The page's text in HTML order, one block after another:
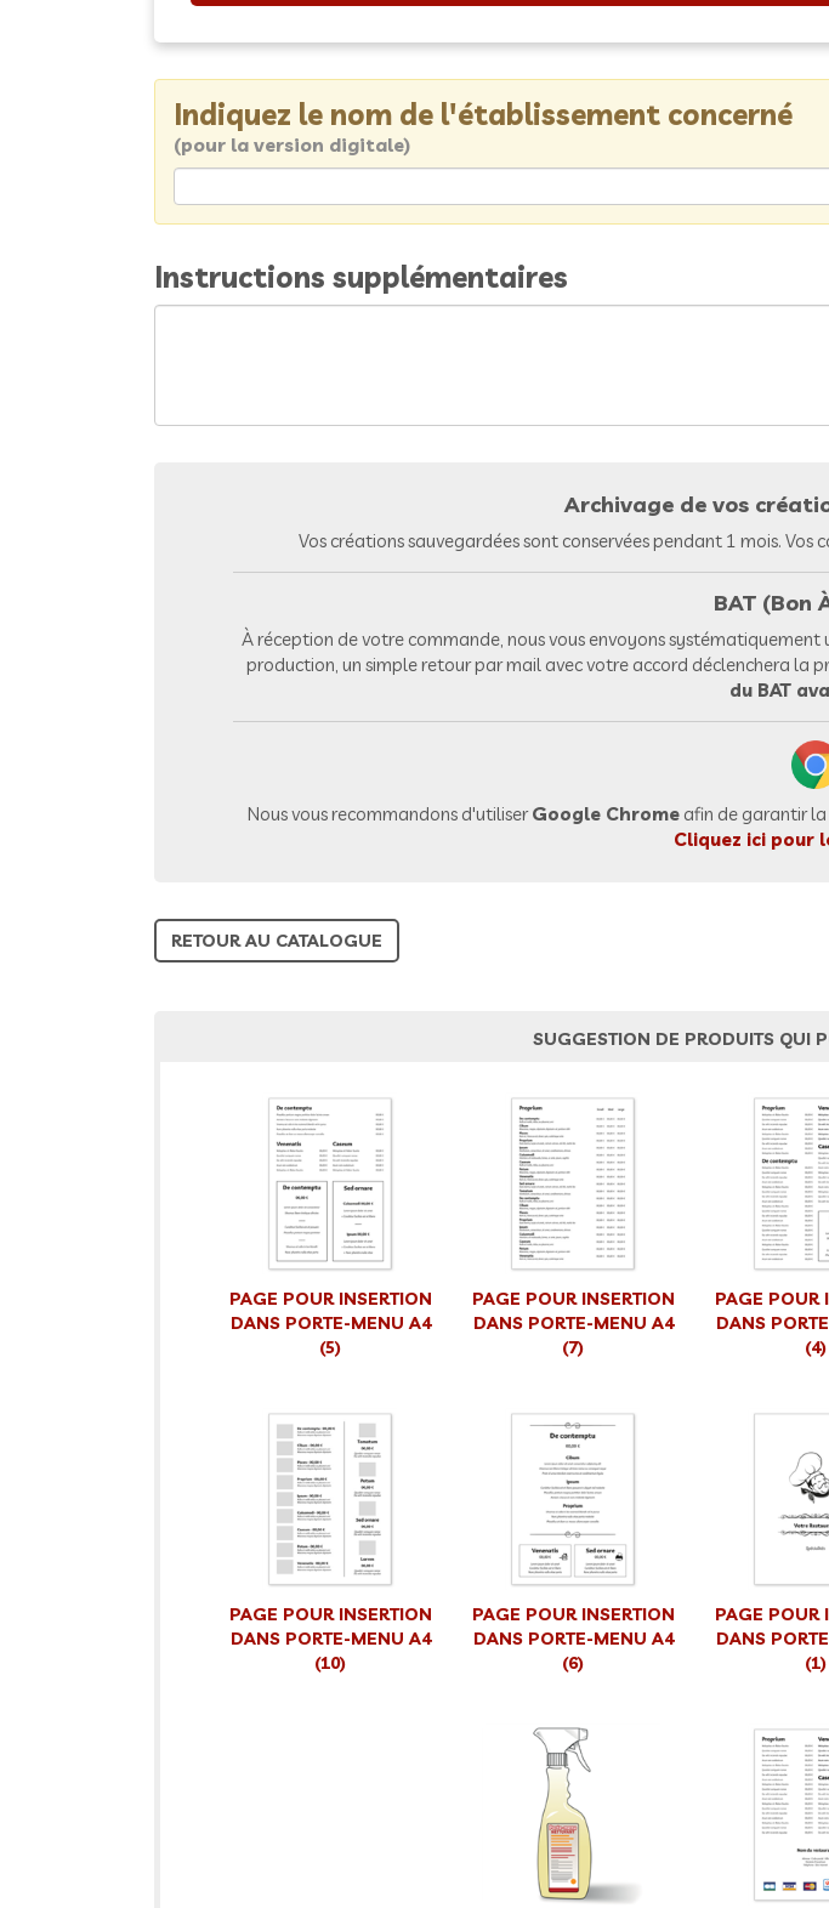
Indiquez le nom de l'établissement concerné
(pour la version digitale)
Instructions supplémentaires
Archivage de vos
Vos créations sauvegardées sont conservées pendant 1 mois.
BAT (Bon
À réception de votre commande, nous vous envoyons
production, un simple retour par mail avec votre accord déclenchera la
du BAT
Nous vous recommandons d'utiliserGoogle Chromeafin de garantir la
Cliquez ici pour
RETOUR AU CATALOGUE
SUGGESTION DE PRODUITS QUI
PAGE POUR INSERTION
DANS PORTE-MENU A4
(5)
PAGE POUR INSERTION
DANS PORTE-MENU A4
(7)
PAGE POUR
DANS
(4)
PAGE POUR INSERTION
DANS PORTE-MENU A4
(10)
PAGE POUR INSERTION
DANS PORTE-MENU A4
(6)
PAGE POUR
DANS
(1)